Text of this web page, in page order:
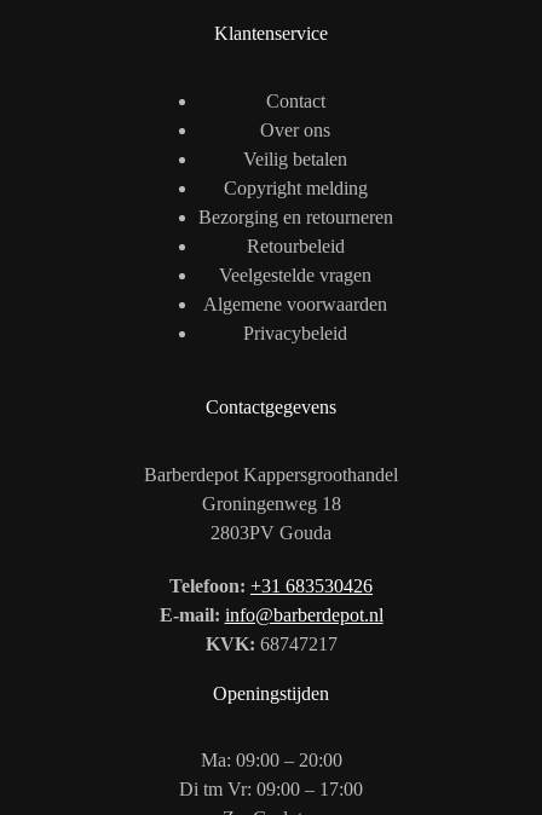
Klantenservice
Contact
Over ons
Veilig betalen
Copyright melding
Bezorging en retourneren
Retourbeleid
Veelgestelde vragen
Algemene voorwaarden
Privacybeleid
Contactgegevens
Barberdepot Kappersgroothandel
Groningenweg 18
2803PV Gouda
Telefoon: +31 683530426
E-mail: info@barberdepot.nl
KVK: 68747217
Openingstijden
Ma: 09:00 – 20:00
Di tm Vr: 09:00 – 17:00